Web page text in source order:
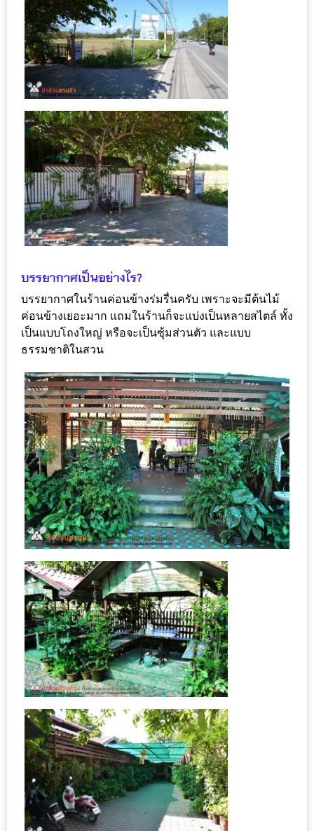
DISH
EVENT
ที่
ห้าม
พลาด
สำหรับ
ฤดู
หนาว
นี้
กับ
PING
FESTIVAL
2
–
ช็อป
ฟิน
กิน
เพลิน
HFG
E-
NEWS
GAME
(SABAI
SEAFOOD)
HOMEPRO
FAIR
2017
เชียงใหม่
งาน
เดียว
ทั้ง
ช้อป
กิน
เที่ยว
พร้อม
โปร
โม
ชั่น
บรรยากาศในร้านค่อนข้างร่มรื่นครับ เพราะจะมีต้นไม้
ค่อนข้างเยอะมาก แถมในร้านก็จะแบ่งเป็นหลายสไตล์ ทั้ง
เป็นแบบโถงใหญ่ หรือจะเป็นซุ้มส่วนตัว และแบบ
ธรรมชาติในสวน